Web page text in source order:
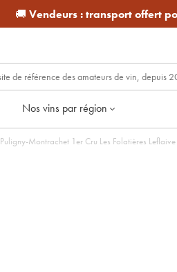
🚚 Vendeurs :transport offert
Nos vins par région
Puligny-Montrachet 1er Cru Les Folatières